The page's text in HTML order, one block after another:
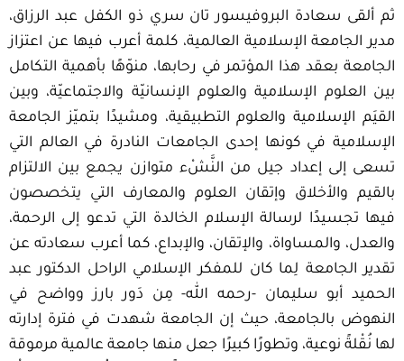
ثم ألقى سعادة البروفيسور تان سري ذو الكفل عبد الرزاق،
مدير الجامعة الإسلامية العالمية، كلمة أعرب فيها عن اعتزاز
الجامعة بعقد هذا المؤتمر في رحابها، منوّهًا بأهمية التكامل
بين العلوم الإسلامية والعلوم الإنسانيّة والاجتماعيّة، وبين
القيَم الإسلامية والعلوم التطبيقية، ومشيدًا بتميّز الجامعة
الإسلامية في كونها إحدى الجامعات النادرة في العالم التي
تسعى إلى إعداد جيل من النَّشْء متوازن يجمع بين الالتزام
بالقيم والأخلاق وإتقان العلوم والمعارف التي يتخصصون
فيها تجسيدًا لرسالة الإسلام الخالدة التي تدعو إلى الرحمة،
والعدل، والمساواة، والإتقان، والإبداع، كما أعرب سعادته عن
تقدير الجامعة لِما كان للمفكر الإسلامي الراحل الدكتور عبد
الحميد أبو سليمان -رحمه الله- مِن دَور بارز وواضح في
النهوض بالجامعة، حيث إن الجامعة شهدت في فترة إدارته
لها نُقْلةً نوعية، وتطورًا كبيرًا جعل منها جامعة عالمية مرموقة